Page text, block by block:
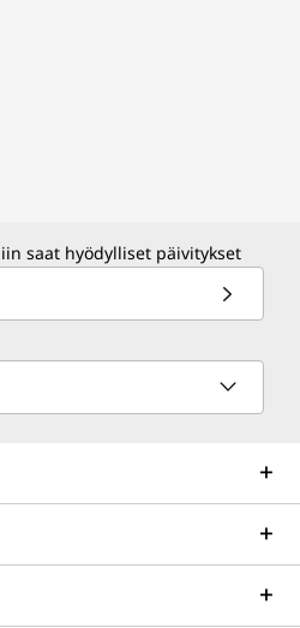
saat hyödylliset päivitykset